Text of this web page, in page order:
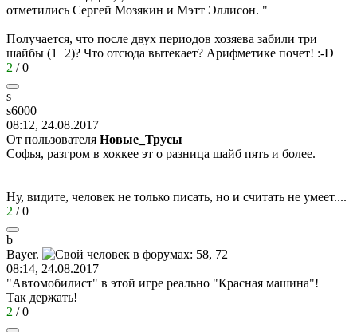
отметились Сергей Мозякин и Мэтт Эллисон. "
Получается, что после двух периодов хозяева забили три
шайбы (1+2)? Что отсюда вытекает? Арифметике почет! :-D
2 /0
s
s6000
08:12, 24.08.2017
От пользователя Новые_Трусы
Софья, разгром в хоккее эт о разница шайб пять и более.
Ну, видите, человек не только писать, но и считать не умеет....
2 /0
b
Bayer.
08:14, 24.08.2017
"Автомобилист" в этой игре реально "Красная машина"!
Так держать!
2 /0